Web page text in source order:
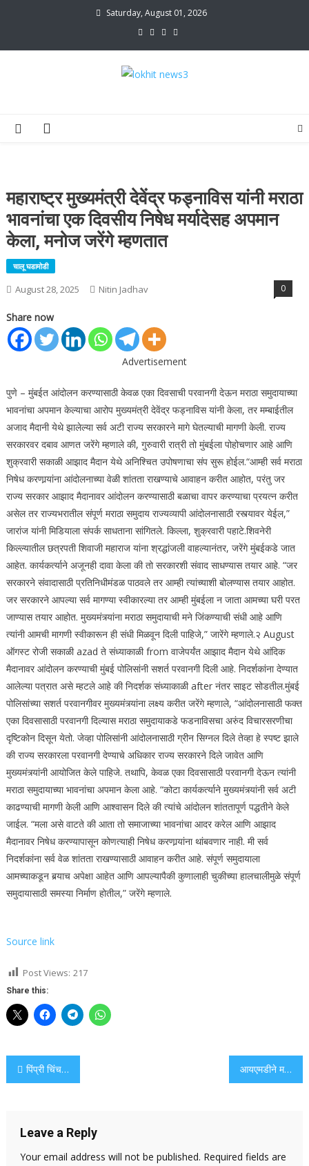
Saturday, August 01, 2026
महाराष्ट्र मुख्यमंत्री देवेंद्र फड्नाविस यांनी मराठा
भावनांचा एक दिवसीय निषेध मर्यादेसह अपमान
केला, मनोज जरेंगे म्हणतात
चालू घडामोडी
August 28, 2025 Nitin Jadhav 0
Share now
Advertisement
पुणे – मुंबईत आंदोलन करण्यासाठी केवळ एका दिवसाची परवानगी देऊन मराठा समुदायाच्या
भावनांचा अपमान केल्याचा आरोप मुख्यमंत्री देवेंद्र फड्नाविस यांनी केला, तर मम्बाईतील
अजाद मैदानी येथे झालेल्या सर्व अटी राज्य सरकारने मागे घेतल्याची मागणी केली. राज्य
सरकारवर दबाव आणत जरेंगे म्हणाले की, गुरुवारी रात्री तो मुंबईला पोहोचणार आहे आणि
शुक्रवारी सकाळी आझाद मैदान येथे अनिश्चित उपोषणाचा संप सुरू होईल.“आम्ही सर्व मराठा
निषेध करणार्‍यांना आंदोलनाच्या वेळी शांतता राखण्याचे आवाहन करीत आहोत, परंतु जर
राज्य सरकार आझाद मैदानावर आंदोलन करण्यासाठी बळाचा वापर करण्याचा प्रयत्न करीत
असेल तर राज्यभरातील संपूर्ण मराठा समुदाय राज्यव्यापी आंदोलनासाठी रस्त्यावर येईल,”
जारांज यांनी मिडियाला संपर्क साधताना सांगितले. किल्ला, शुक्रवारी पहाटे.शिवनेरी
किल्ल्यातील छत्रपती शिवाजी महाराज यांना श्रद्धांजली वाहल्यानंतर, जरेंगे मुंबईकडे जात
आहेत. कार्यकर्त्याने अजूनही दावा केला की तो सरकारशी संवाद साधण्यास तयार आहे. “जर
सरकारने संवादासाठी प्रतिनिधीमंडळ पाठवले तर आम्ही त्यांच्याशी बोलण्यास तयार आहोत.
जर सरकारने आपल्या सर्व मागण्या स्वीकारल्या तर आम्ही मुंबईला न जाता आमच्या घरी परत
जाण्यास तयार आहोत. मुख्यमंत्र्यांना मराठा समुदायाची मने जिंकण्याची संधी आहे आणि
त्यांनी आमची मागणी स्वीकारून ही संधी मिळवून दिली पाहिजे,” जारेंगे म्हणाले.२ August
ऑगस्ट रोजी सकाळी azad ते संध्याकाळी from वाजेपर्यंत आझाद मैदान येथे आंदिक
मैदानावर आंदोलन करण्याची मुंबई पोलिसांनी सशर्त परवानगी दिली आहे. निदर्शकांना देण्यात
आलेल्या पत्रात असे म्हटले आहे की निदर्शक संध्याकाळी after नंतर साइट सोडतील.मुंबई
पोलिसांच्या सशर्त परवानगीवर मुख्यमंत्र्यांना लक्ष्य करीत जरेंगे म्हणाले, “आंदोलनासाठी फक्त
एका दिवसासाठी परवानगी दिल्यास मराठा समुदायाकडे फडनाविसचा अरुंद विचारसरणीचा
दृष्टिकोन दिसून येतो. जेव्हा पोलिसांनी आंदोलनासाठी ग्रीन सिग्नल दिले तेव्हा हे स्पष्ट झाले
की राज्य सरकारला परवानगी देण्याचे अधिकार राज्य सरकारने दिले जावेत आणि
मुख्यमंत्र्यांनी आयोजित केले पाहिजे. तथापि, केवळ एका दिवसासाठी परवानगी देऊन त्यांनी
मराठा समुदायाच्या भावनांचा अपमान केला आहे. “कोटा कार्यकर्त्याने मुख्यमंत्र्यांनी सर्व अटी
काढण्याची मागणी केली आणि आश्वासन दिले की त्यांचे आंदोलन शांततापूर्ण पद्धतीने केले
जाईल. “मला असे वाटते की आता तो समाजाच्या भावनांचा आदर करेल आणि आझाद
मैदानावर निषेध करण्यापासून कोणत्याही निषेध करणार्‍यांना थांबवणार नाही. मी सर्व
निदर्शकांना सर्व वेळ शांतता राखण्यासाठी आवाहन करीत आहे. संपूर्ण समुदायाला
आमच्याकडून बर्‍याच अपेक्षा आहेत आणि आपल्यापैकी कुणालाही चुकीच्या हालचालीमुळे संपूर्ण
समुदायासाठी समस्या निर्माण होतील,” जरेंगे म्हणाले.
Source link
Post Views: 217
Share this:
Post
पिंप्री चिंचवड पोलिस शिवनेरी किल्ल्यावरून मुंबईला कूच करत असताना पिंप्री चिंचवड पोलिस वाहतुकीला वळवतात आयएमडीने मध्यम महा घाटांसाठी ऑरेंज अलर्ट वाढविला आणि विजेचा आणि बुडणारा दावा म्हणून राज्यात आणखी 7
Leave a Reply
Your email address will not be published. Required fields are